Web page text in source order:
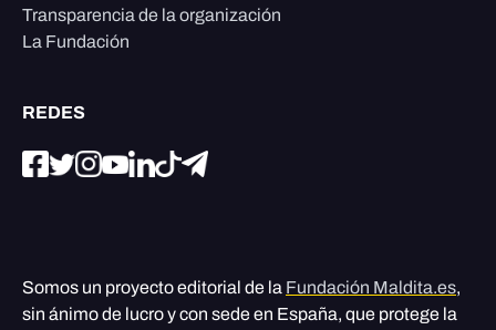
Transparencia de la organización
La Fundación
REDES
Somos un proyecto editorial de la Fundación Maldita.es,
sin ánimo de lucro y con sede en España, que protege la